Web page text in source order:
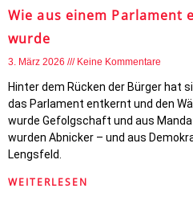
Wie aus einem Parlament
wurde
3. März 2026 Keine Kommentare
Hinter dem Rücken der Bürger hat
das Parlament entkernt und den
wurde Gefolgschaft und aus
wurden Abnicker – und aus
Lengsfeld.
WEITERLESEN